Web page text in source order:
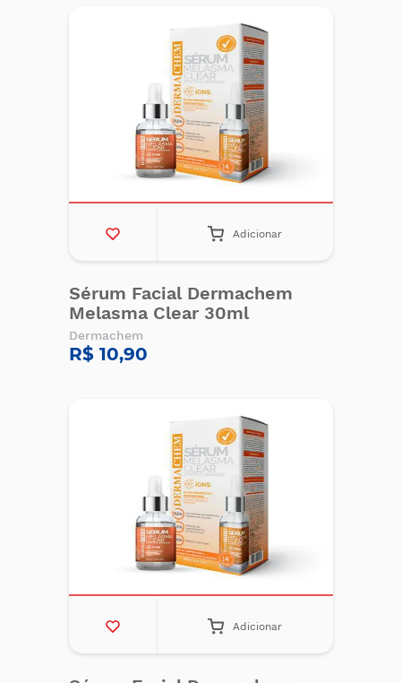
Adicionar
Sérum Facial Dermachem
Melasma Clear 30ml
Dermachem
R$ 10,90
Adicionar